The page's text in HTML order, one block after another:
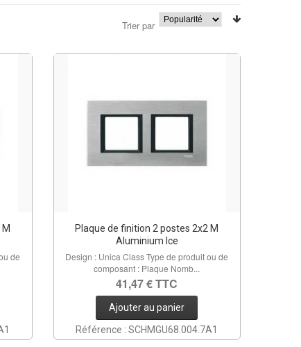
Trier par
de
Plaque de finition 2 postes 2x2 M
Aluminium Ice
Design : Unica Class Type de produit ou de
composant : Plaque Nomb...
41,47 € TTC
Ajouter au panier
Référence : SCHMGU68.004.7A1